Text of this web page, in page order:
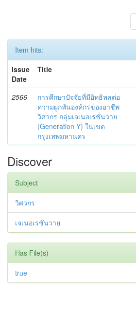
Item hits:
Issue
Date
Title
2566
การศึกษาปัจจัยที่มีอิทธิพลต่อ
ความผูกพันองค์กรของอาชีพ
วิศวกร กลุ่มเจเนอเรชั่นวาย
(Generation Y) ในเขต
กรุงเทพมหานคร
Discover
Subject
วิศวกร
เจเนอเรชั่นวาย
Has File(s)
true